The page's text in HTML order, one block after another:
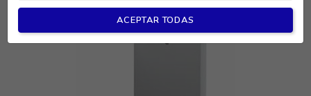
ACEPTAR TODAS